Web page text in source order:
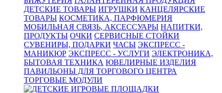
ДЕТСКИЕ ТОВАРЫ ИГРУШКИ КАНЦЕЛЯРСКИЕ
ТОВАРЫ КОСМЕТИКА, ПАРФЮМЕРИЯ
МОБИЛЬНАЯ СВЯЗЬ, АКСЕССУАРЫ НАПИТКИ,
ПРОДУКТЫ ОЧКИ СЕРВИСНЫЕ СТОЙКИ
СУВЕНИРЫ, ПОДАРКИ ЧАСЫ ЭКСПРЕСС -
МАНИКЮР ЭКСПРЕСС - УСЛУГИ ЭЛЕКТРОНИКА,
БЫТОВАЯ ТЕХНИКА ЮВЕЛИРНЫЕ ИЗДЕЛИЯ
ПАВИЛЬОНЫ ДЛЯ ТОРГОВОГО ЦЕНТРА
ТОРГОВЫЕ МОДУЛИ